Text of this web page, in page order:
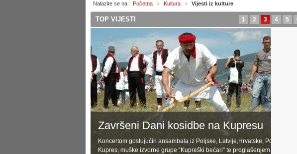
Nalazite se na: Početna » Kultura » Vijesti iz kulture
TOP VIJESTI 5
4
3
2
1
Završeni Dani kosidbe na Kupresu
Koncertom gostujućih ansambala iz Poljske, Latvije,Hrvatske, Portorika,
Kupres, muške izvorne grupe “Kupreški bećari” te proglašenjem